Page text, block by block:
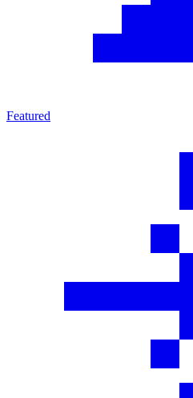
Featured